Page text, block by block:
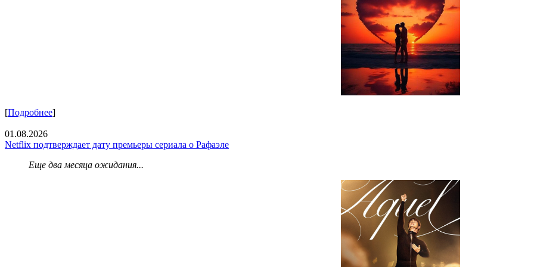
[Подробнее]
01.08.2026
Netflix подтверждает дату премьеры сериала о Рафаэле
Еще два месяца ожидания...